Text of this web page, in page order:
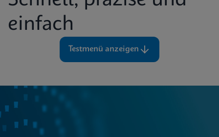
einfach
Testmenü anzeigen